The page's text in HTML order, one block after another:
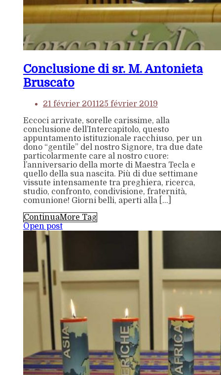
Conclusione di sr. M. Antonieta
Bruscato
21 février 201125 février 2019
Eccoci arrivate, sorelle carissime, alla
conclusione dell’Intercapitolo, questo
appuntamento istituzionale racchiuso, per un
dono “gentile” del nostro Signore, tra due date
particolarmente care al nostro cuore:
l’anniversario della morte di Maestra Tecla e
quello della sua nascita. Più di due settimane
vissute intensamente tra preghiera, ricerca,
studio, confronto, condivisione, fraternità,
comunione! Giorni belli, aperti alla […]
ContinuaMore Tag
Open post